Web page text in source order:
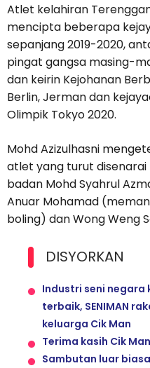
Atlet kelahiran
mencipta beberapa
sepanjang 2019-2020,
pingat gangsa masing-
dan keirin Kejohanan
Berlin, Jerman dan
Olimpik Tokyo 2020.
Mohd Azizulhasni
atlet yang turut
badan Mohd Syahrul
Anuar Mohamad
boling) dan Wong Weng
DISYORKAN
Industri seni
terbaik, SENIMAN
keluarga Cik Man
Terima kasih Cik
Sambutan luar